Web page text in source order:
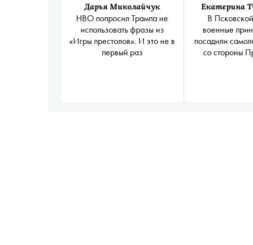
Дарья Миколайчук
HBO попросил Трампа не
использовать фразы из
«Игры престолов». И это не в
первый раз
Екатерина
В
военные
посадили
со стороны